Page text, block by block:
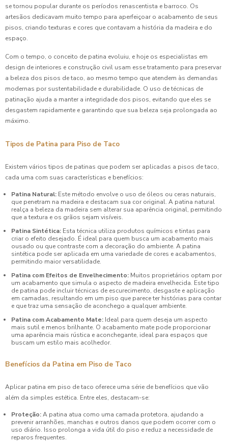
se tornou popular durante os períodos renascentista e barroco. Os
artesãos dedicavam muito tempo para aperfeiçoar o acabamento de seus
pisos, criando texturas e cores que contavam a história da madeira e do
espaço.
Com o tempo, o conceito de patina evoluiu, e hoje os especialistas em
design de interiores e construção civil usam esse tratamento para preservar
a beleza dos pisos de taco, ao mesmo tempo que atendem às demandas
modernas por sustentabilidade e durabilidade. O uso de técnicas de
patinação ajuda a manter a integridade dos pisos, evitando que eles se
desgastem rapidamente e garantindo que sua beleza seja prolongada ao
máximo.
Tipos de Patina para Piso de Taco
Existem vários tipos de patinas que podem ser aplicadas a pisos de taco,
cada uma com suas características e benefícios:
Patina Natural: Este método envolve o uso de óleos ou ceras naturais,
que penetram na madeira e destacam sua cor original. A patina natural
realça a beleza da madeira sem alterar sua aparência original, permitindo
que a textura e os grãos sejam visíveis.
Patina Sintética: Esta técnica utiliza produtos químicos e tintas para
criar o efeito desejado. É ideal para quem busca um acabamento mais
ousado ou que contraste com a decoração do ambiente. A patina
sintética pode ser aplicada em uma variedade de cores e acabamentos,
permitindo maior versatilidade.
Patina com Efeitos de Envelhecimento: Muitos proprietários optam por
um acabamento que simula o aspecto de madeira envelhecida. Este tipo
de patina pode incluir técnicas de escurecimento, desgaste e aplicação
em camadas, resultando em um piso que parece ter histórias para contar
e que traz uma sensação de aconchego a qualquer ambiente.
Patina com Acabamento Mate: Ideal para quem deseja um aspecto
mais sutil e menos brilhante. O acabamento mate pode proporcionar
uma aparência mais rústica e aconchegante, ideal para espaços que
buscam um estilo mais acolhedor.
Benefícios da Patina em Piso de Taco
Aplicar patina em piso de taco oferece uma série de benefícios que vão
além da simples estética. Entre eles, destacam-se:
Proteção:A patina atua como uma camada protetora, ajudando a
prevenir arranhões, manchas e outros danos que podem ocorrer com o
uso diário. Isso prolonga a vida útil do piso e reduz a necessidade de
reparos frequentes.